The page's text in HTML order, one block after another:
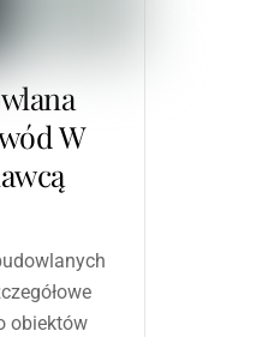
W
obiektów